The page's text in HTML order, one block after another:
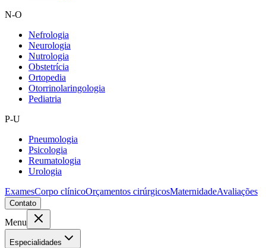
N-O
Nefrologia
Neurologia
Nutrologia
Obstetrícia
Ortopedia
Otorrinolaringologia
Pediatria
P-U
Pneumologia
Psicologia
Reumatologia
Urologia
ExamesCorpo clínicoOrçamentos cirúrgicosMaternidadeAvaliações
Contato
Menu
Especialidades